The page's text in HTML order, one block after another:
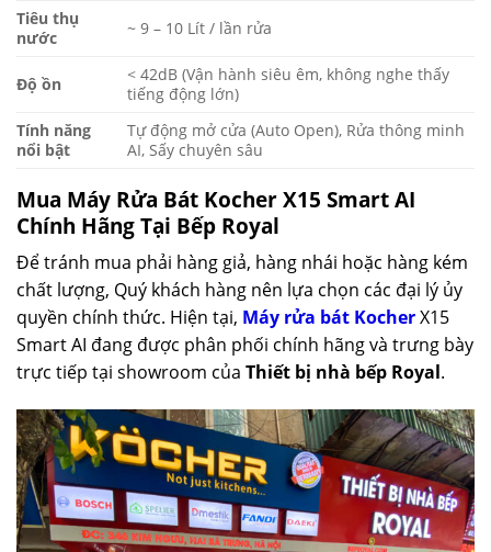
Tiêu thụ
nước
~ 9 – 10 Lít / lần rửa
Độ ồn
< 42dB (Vận hành siêu êm, không nghe thấy
tiếng động lớn)
Tính năng
nổi bật
Tự động mở cửa (Auto Open), Rửa thông minh
AI, Sấy chuyên sâu
Mua Máy Rửa Bát Kocher X15 Smart AI
Chính Hãng Tại Bếp Royal
Để tránh mua phải hàng giả, hàng nhái hoặc hàng kém
chất lượng, Quý khách hàng nên lựa chọn các đại lý ủy
quyền chính thức. Hiện tại, Máy rửa bát KocherX15
Smart AI đang được phân phối chính hãng và trưng bày
trực tiếp tại showroom của Thiết bị nhà bếp Royal.